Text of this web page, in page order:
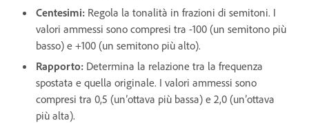
Centesimi: Regola la tonalità in frazioni di semitoni. I
valori ammessi sono compresi tra -100 (un semitono più
basso) e +100 (un semitono più alto).
Rapporto: Determina la relazione tra la frequenza
spostata e quella originale. I valori ammessi sono
compresi tra 0,5 (un’ottava più bassa) e 2,0 (un’ottava
più alta).